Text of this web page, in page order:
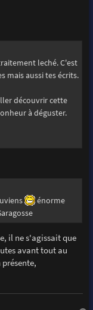
leché. C'est
mais aussi tes écrits.
découvrir cette
à déguster.
énorme
il ne s'agissait que
avant tout au